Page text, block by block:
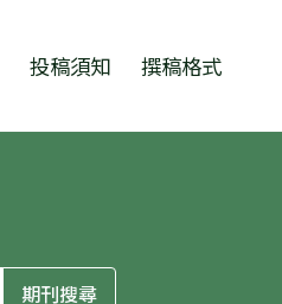
投稿須知 撰稿格式